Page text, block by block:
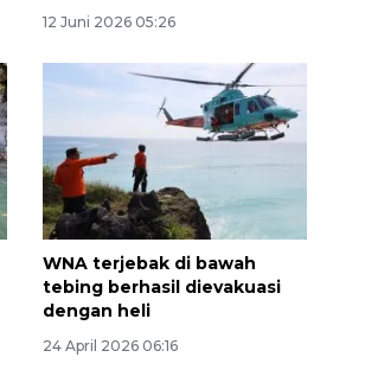
12 Juni 2026 05:26
WNA terjebak di bawah
tebing berhasil dievakuasi
dengan heli
24 April 2026 06:16